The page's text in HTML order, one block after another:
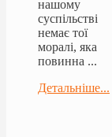
нашому
суспільстві
немає тої
моралі, яка
повинна ...
Детальніше...